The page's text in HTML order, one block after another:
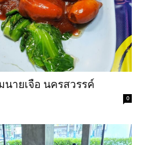
นายเจือ นครสวรรค์
0